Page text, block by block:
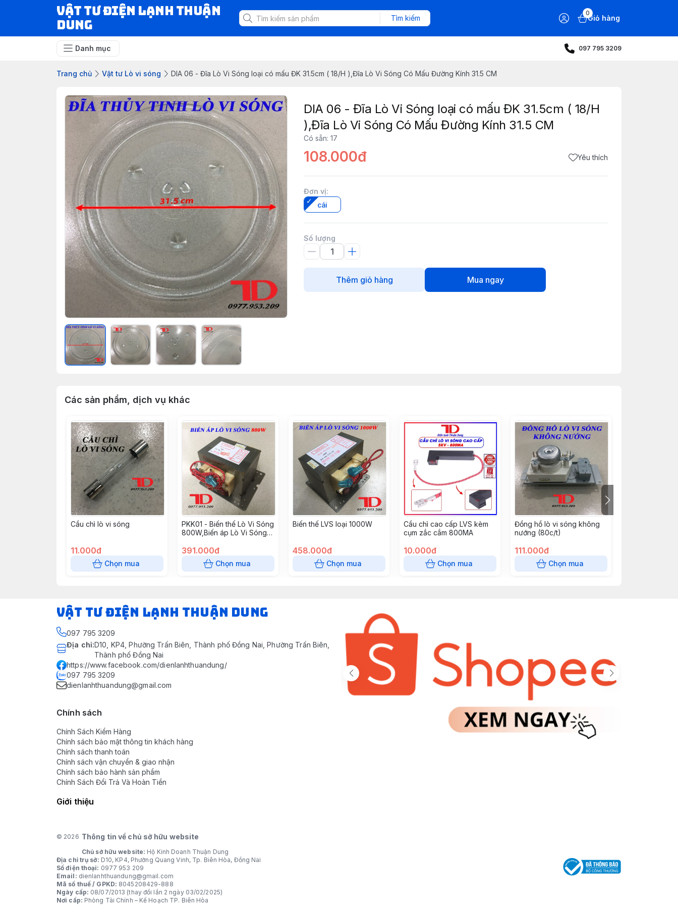
VẬT TƯ ĐIỆN LẠNH THUẬN
DUNG
Tìm kiếm
0
Giỏ hàng
Danh mục 097 795 3209
Trang chủ Vật tư Lò vi sóng DIA 06 - Đĩa Lò Vi Sóng loại có mấu ĐK 31.5cm ( 18/H ),Đĩa Lò Vi Sóng Có Mấu Đường Kính 31.5 CM
DIA 06 - Đĩa Lò Vi Sóng loại có mấu ĐK 31.5cm ( 18/H
),Đĩa Lò Vi Sóng Có Mấu Đường Kính 31.5 CM
Có sẵn: 17
108.000đ Yêu thích
Đơn vị:
cái
Số lượng
Thêm giỏ hàng Mua ngay
Các sản phẩm, dịch vụ khác
Cầu chì lò vi sóng
11.000đ
Chọn mua
PKK01 - Biến thế Lò Vi Sóng
800W,Biến áp Lò Vi Sóng
391.000đ
Chọn mua
Biến thế LVS loại 1000W
458.000đ
Chọn mua
Cầu chì cao cấp LVS kèm
cụm zắc cắm 800MA
10.000đ
Chọn mua
Đồng hồ lò vi sóng không
nướng (80c/t)
111.000đ
Chọn mua
VẬT TƯ ĐIỆN LẠNH THUẬN DUNG
097 795 3209
Địa chỉ:D10, KP4, Phường Trấn Biên, Thành phố Đồng Nai, Phường Trấn Biên,
Thành phố Đồng Nai
https://www.facebook.com/dienlanhthuandung/
097 795 3209
dienlanhthuandung@gmail.com
Chính sách
Chính Sách Kiểm Hàng
Chính sách bảo mật thông tin khách hàng
Chính sách thanh toán
Chính sách vận chuyển & giao nhận
Chính sách bảo hành sản phẩm
Chính Sách Đổi Trả Và Hoàn Tiền
Giới thiệu
© 2026 Thông tin về chủ sở hữu website
Chủ sở hữu website: Hộ Kinh Doanh Thuận Dung
Địa chỉ trụ sở: D10, KP4, Phường Quang Vinh, Tp. Biên Hòa, Đồng Nai
Số điện thoại: 0977 953 209
Email: dienlanhthuandung@gmail.com
Mã số thuế / GPKD: 8045208429-888
Ngày cấp: 08/07/2013 (thay đổi lần 2 ngày 03/02/2025)
Nơi cấp: Phòng Tài Chính – Kế Hoạch TP. Biên Hòa